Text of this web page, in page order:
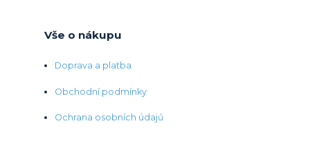
Vše o nákupu
Doprava a platba
Obchodní podmínky
Ochrana osobních údajů